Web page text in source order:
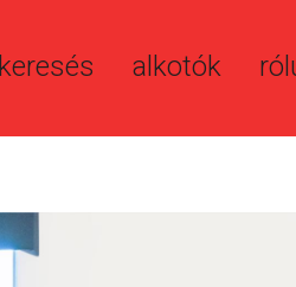
keresés alkotók